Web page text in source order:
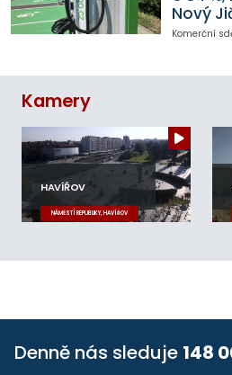
Nový
Komerční
Kamery
HAVÍŘOV
NÁMĚSTÍ REPUBLIKY, HAVÍŘOV
Denně nás sleduje 148